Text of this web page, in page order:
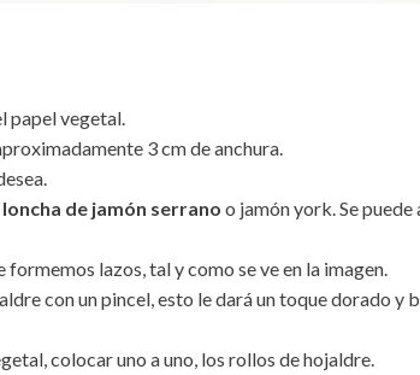
papel vegetal.
3 cm de anchura.
loncha de jamón serrano o jamón york. Se puede
formemos lazos, tal y como se ve en la imagen.
con un pincel, esto le dará un toque dorado y
colocar uno a uno, los rollos de hojaldre.